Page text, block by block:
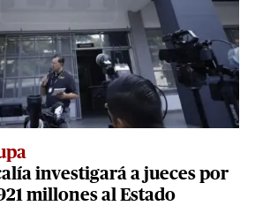
investigará a jueces por
millones al Estado